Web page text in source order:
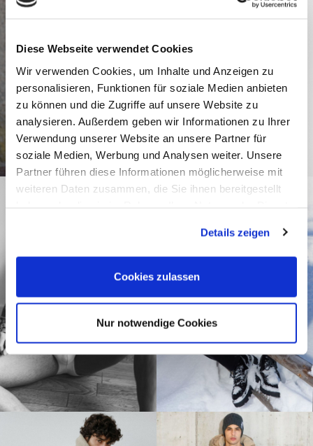
Diese Webseite verwendet Cookies
Wir verwenden Cookies, um Inhalte und Anzeigen zu
personalisieren, Funktionen für soziale Medien anbieten
zu können und die Zugriffe auf unsere Website zu
analysieren. Außerdem geben wir Informationen zu Ihrer
Verwendung unserer Website an unsere Partner für
soziale Medien, Werbung und Analysen weiter. Unsere
Partner führen diese Informationen möglicherweise mit
weiteren Daten zusammen, die Sie ihnen bereitgestellt
Details zeigen
Cookies zulassen
Nur notwendige Cookies